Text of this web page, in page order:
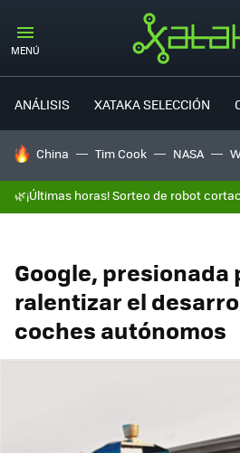
MENÚ
ANÁLISIS XATAKA SELECCIÓN
HOY SE HABLA DE
China Tim Cook NASA
🌿¡Últimas horas! Sorteo de robot
Google, presionada
ralentizar el
coches autónomos